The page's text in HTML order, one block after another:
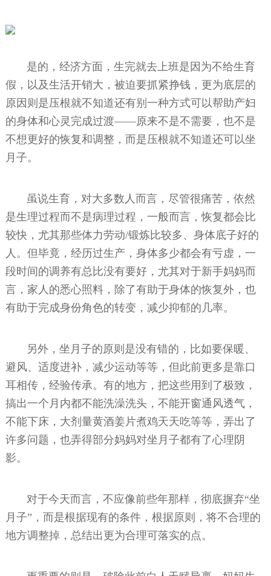
是的，经济方面，生完就去上班是因为不给生育
假，以及生活开销大，被迫要抓紧挣钱，更为底层的
原因则是压根就不知道还有别一种方式可以帮助产妇
的身体和心灵完成过渡——原来不是不需要，也不是
不想更好的恢复和调整，而是压根就不知道还可以坐
月子。
虽说生育，对大多数人而言，尽管很痛苦，依然
是生理过程而不是病理过程，一般而言，恢复都会比
较快，尤其那些体力劳动/锻炼比较多、身体底子好的
人。但毕竟，经历过生产，身体多少都会有亏虚，一
段时间的调养有总比没有要好，尤其对于新手妈妈而
言，家人的悉心照料，除了有助于身体的恢复外，也
有助于完成身份角色的转变，减少抑郁的几率。
另外，坐月子的原则是没有错的，比如要保暖、
避风、适度进补，减少运动等等，但此前更多是靠口
耳相传，经验传承。有的地方，把这些用到了极致，
搞出一个月内都不能洗澡洗头，不能开窗通风透气，
不能下床，大剂量黄酒姜片煮鸡天天吃等等，弄出了
许多问题，也弄得部分妈妈对坐月子都有了心理阴
影。
对于今天而言，不应像前些年那样，彻底摒弃“坐
月子”，而是根据现有的条件，根据原则，将不合理的
地方调整掉，总结出更为合理可落实的点。